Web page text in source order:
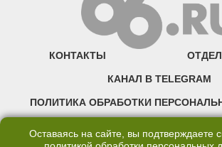
КОНТАКТЫ
КАНАЛ В TELEGRAM
ПОЛИТИКА ОБРАБОТКИ
Оставаясь на сайте, вы подтверждаете